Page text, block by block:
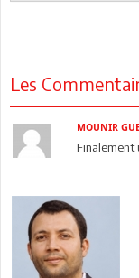
Les
MOUNIR
Finalement